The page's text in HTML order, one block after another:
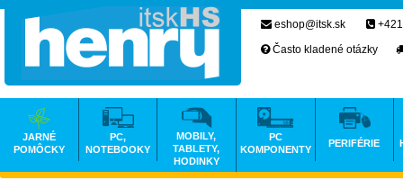
eshop@itsk.sk
Často kladené otázky
JARNÉ
POMÔCKY
PC,
NOTEBOOKY
MOBILY,
TABLETY,
HODINKY
PC
KOMPONENTY
PERIFÉRIE